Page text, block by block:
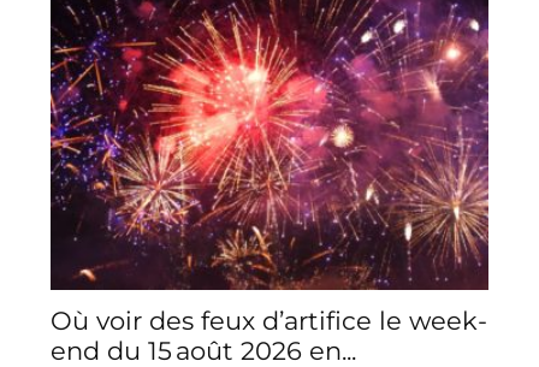
Où voir des feux d’artifice le week-
end du 15 août 2026 en...